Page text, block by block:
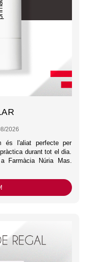
2026
és l'aliat perfecte per
durant tot el dia.
Farmàcia Núria Mas.